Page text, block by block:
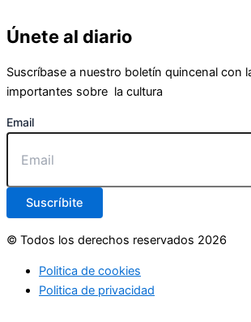
Únete al diario
Suscríbase a nuestro boletín quincenal con
importantes sobre la cultura
Email
Suscríbite
© Todos los derechos reservados 2026
Politica de cookies
Politica de privacidad